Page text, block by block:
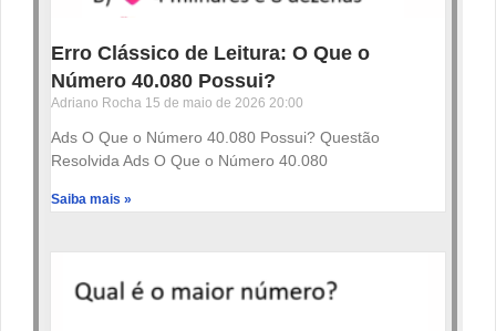
Erro Clássico de Leitura: O Que o
Número 40.080 Possui?
Adriano Rocha 15 de maio de 2026 20:00
Ads O Que o Número 40.080 Possui? Questão
Resolvida Ads O Que o Número 40.080
Saiba mais »